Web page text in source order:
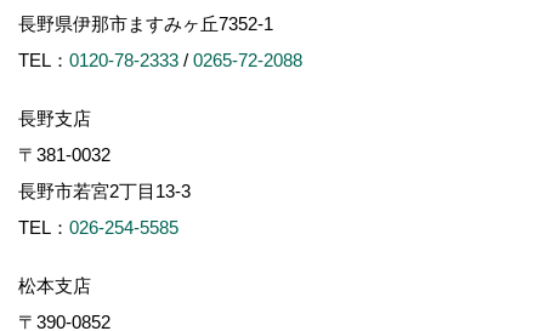
長野県伊那市ますみヶ丘7352-1
TEL： 0120-78-2333 / 0265-72-2088
長野支店
〒381-0032
長野市若宮2丁目13-3
TEL： 026-254-5585
松本支店
〒390-0852